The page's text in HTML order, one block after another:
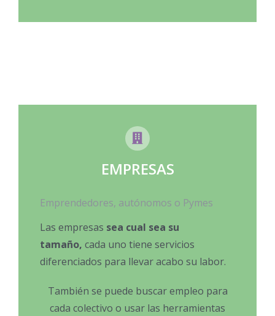
EMPRESAS
Emprendedores, autónomos o Pymes
Las empresas sea cual sea su
tamaño, cada uno tiene servicios
diferenciados para llevar acabo su labor.
También se puede buscar empleo para
cada colectivo o usar las herramientas